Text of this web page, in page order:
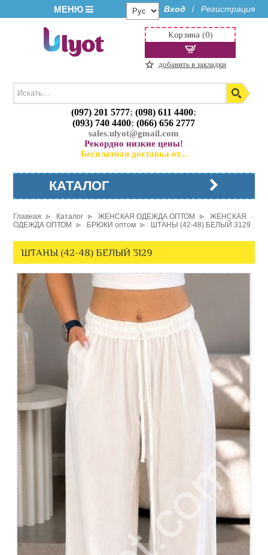
МЕНЮ Вход / Регистрация
(097) 201 5777;(098) 611 4400;
(093) 740 4400;(066) 656 2777
sales.ulyot@gmail.com
Рекордно низкие цены!
Бесплатная доставка от...
Корзина (0)
добавить в закладки
КАТАЛОГ
Главная Каталог ЖЕНСКАЯ ОДЕЖДА ОПТОМ
ЖЕНСКАЯ
ОДЕЖДА ОПТОМ
БРЮКИ оптом ШТАНЫ (42-48) БЕЛЫЙ 3129
ШТАНЫ (42-48) БЕЛЫЙ 3129